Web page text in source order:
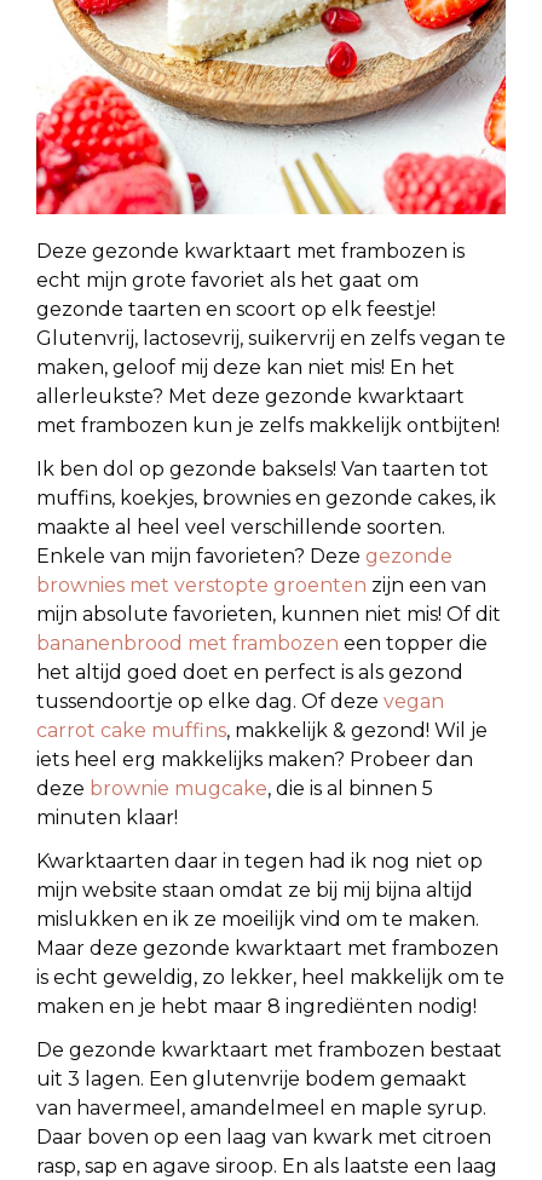
Deze gezonde kwarktaart met frambozen is
echt mijn grote favoriet als het gaat om
gezonde taarten en scoort op elk feestje!
Glutenvrij, lactosevrij, suikervrij en zelfs vegan te
maken, geloof mij deze kan niet mis! En het
allerleukste? Met deze gezonde kwarktaart
met frambozen kun je zelfs makkelijk ontbijten!
Ik ben dol op gezonde baksels! Van taarten tot
muffins, koekjes, brownies en gezonde cakes, ik
maakte al heel veel verschillende soorten.
Enkele van mijn favorieten? Deze gezonde
brownies met verstopte groenten zijn een van
mijn absolute favorieten, kunnen niet mis! Of dit
bananenbrood met frambozen een topper die
het altijd goed doet en perfect is als gezond
tussendoortje op elke dag. Of deze vegan
carrot cake muffins, makkelijk & gezond! Wil je
iets heel erg makkelijks maken? Probeer dan
deze brownie mugcake, die is al binnen 5
minuten klaar!
Kwarktaarten daar in tegen had ik nog niet op
mijn website staan omdat ze bij mij bijna altijd
mislukken en ik ze moeilijk vind om te maken.
Maar deze gezonde kwarktaart met frambozen
is echt geweldig, zo lekker, heel makkelijk om te
maken en je hebt maar 8 ingrediënten nodig!
De gezonde kwarktaart met frambozen bestaat
uit 3 lagen. Een glutenvrije bodem gemaakt
van havermeel, amandelmeel en maple syrup.
Daar boven op een laag van kwark met citroen
rasp, sap en agave siroop. En als laatste een laag